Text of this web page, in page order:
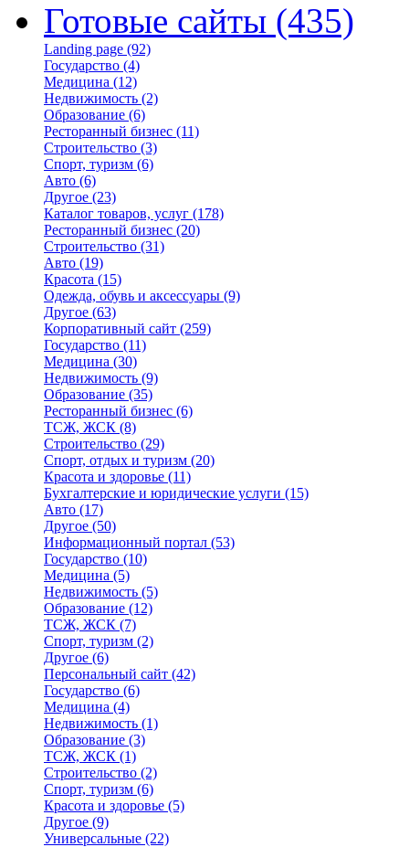
Готовые сайты (435)
Landing page (92)
Государство (4)
Медицина (12)
Недвижимость (2)
Образование (6)
Ресторанный бизнес (11)
Строительство (3)
Спорт, туризм (6)
Авто (6)
Другое (23)
Каталог товаров, услуг (178)
Ресторанный бизнес (20)
Строительство (31)
Авто (19)
Красота (15)
Одежда, обувь и аксессуары (9)
Другое (63)
Корпоративный сайт (259)
Государство (11)
Медицина (30)
Недвижимость (9)
Образование (35)
Ресторанный бизнес (6)
ТСЖ, ЖСК (8)
Строительство (29)
Спорт, отдых и туризм (20)
Красота и здоровье (11)
Бухгалтерские и юридические услуги (15)
Авто (17)
Другое (50)
Информационный портал (53)
Государство (10)
Медицина (5)
Недвижимость (5)
Образование (12)
ТСЖ, ЖСК (7)
Спорт, туризм (2)
Другое (6)
Персональный сайт (42)
Государство (6)
Медицина (4)
Недвижимость (1)
Образование (3)
ТСЖ, ЖСК (1)
Строительство (2)
Спорт, туризм (6)
Красота и здоровье (5)
Другое (9)
Универсальные (22)